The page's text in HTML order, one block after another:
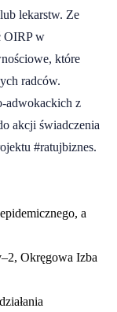
lekarstw. Ze
OIRP w
które
radców.
adwokackich z
akcji świadczenia
#ratujbiznes.
a
Okręgowa Izba